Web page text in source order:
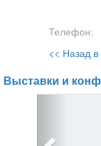
Телефон:
<< Назад в
Выставки и